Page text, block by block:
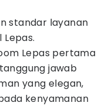
standar layanan
Lepas pertama
jawab
yang elegan,
kenyamanan